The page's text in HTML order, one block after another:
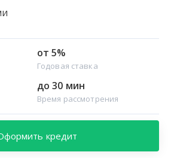
от 5%
Годовая ставка
до 30 мин
Время рассмотрения
кредит